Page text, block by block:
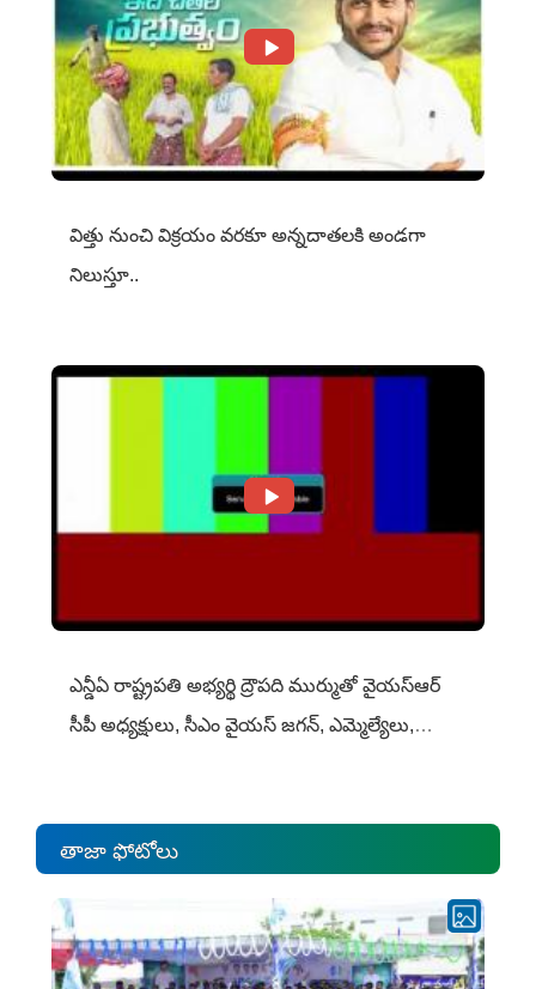
విత్తు నుంచి విక్రయం వరకూ అన్నదాతలకి అండగా
నిలుస్తూ..
ఎన్డీఏ రాష్ట్ర‌ప‌తి అభ్య‌ర్థి ద్రౌప‌ది ముర్ముతో వైయ‌స్ఆర్
సీపీ అధ్య‌క్షులు, సీఎం వైయ‌స్ జ‌గ‌న్, ఎమ్మెల్యేలు,
తాజా ఫోటోలు